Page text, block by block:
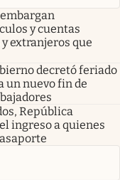
y cuentas
extranjeros que
decretó feriado
un nuevo fin de
República
ingreso a quienes